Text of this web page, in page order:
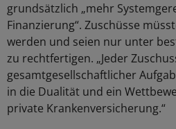
grundsätzlich „mehr
Finanzierung“. Zuschüsse
werden und seien nur unter
zu rechtfertigen. „Jeder
gesamtgesellschaftlicher
in die Dualität und ein
private Krankenversicherung.“